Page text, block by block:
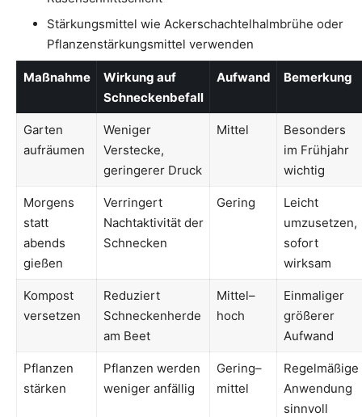
Stärkungsmittel wie Ackerschachtelhalmbrühe oder
Pflanzenstärkungsmittel verwenden
Maßnahme
Wirkung auf
Schneckenbefall
Aufwand Bemerkung
Garten
aufräumen
Weniger
Verstecke,
geringerer Druck
Mittel
Besonders
im Frühjahr
wichtig
Morgens
statt
abends
gießen
Verringert
Nachtaktivität der
Schnecken
Gering
Leicht
umzusetzen,
sofort
wirksam
Kompost
versetzen
Reduziert
Schneckenherde
am Beet
Mittel–
hoch
Einmaliger
größerer
Aufwand
Pflanzen
stärken
Pflanzen werden
weniger anfällig
Gering–
mittel
Regelmäßige
Anwendung
sinnvoll